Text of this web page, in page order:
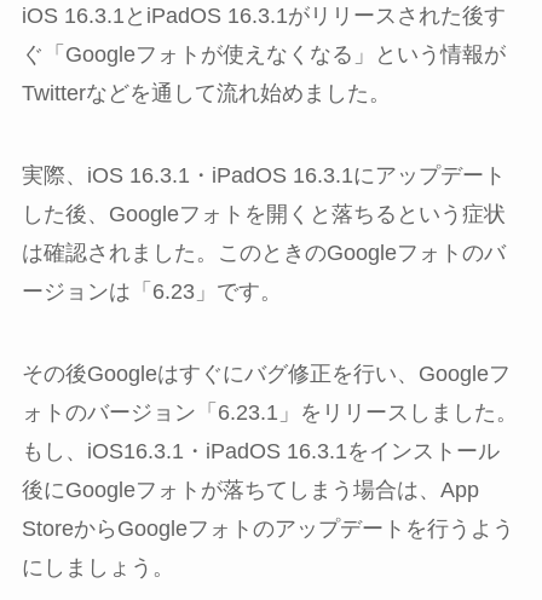
iOS 16.3.1とiPadOS 16.3.1がリリースされた後す
ぐ「Googleフォトが使えなくなる」という情報が
Twitterなどを通して流れ始めました。
実際、iOS 16.3.1・iPadOS 16.3.1にアップデート
した後、Googleフォトを開くと落ちるという症状
は確認されました。このときのGoogleフォトのバ
ージョンは「6.23」です。
その後Googleはすぐにバグ修正を行い、Googleフ
ォトのバージョン「6.23.1」をリリースしました。
もし、iOS16.3.1・iPadOS 16.3.1をインストール
後にGoogleフォトが落ちてしまう場合は、App
StoreからGoogleフォトのアップデートを行うよう
にしましょう。